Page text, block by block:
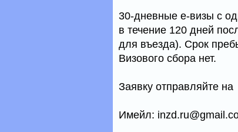
30-дневные е-визы с
в течение 120 дней
для въезда). Срок
Визового сбора нет.
Заявку отправляйте на
Имейл: